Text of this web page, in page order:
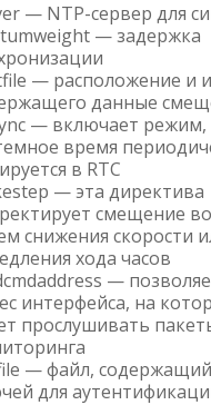
— NTP-сервер для
— задержка
— расположение и
данные
— включает
время
в RTC
— эта директива
смещение
снижения скорости
хода часов
—
интерфейса, на
прослушивать
— файл,
для